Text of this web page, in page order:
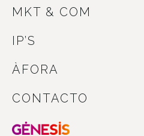
MKT & COM
IP’S
ÀFORA
CONTACTO